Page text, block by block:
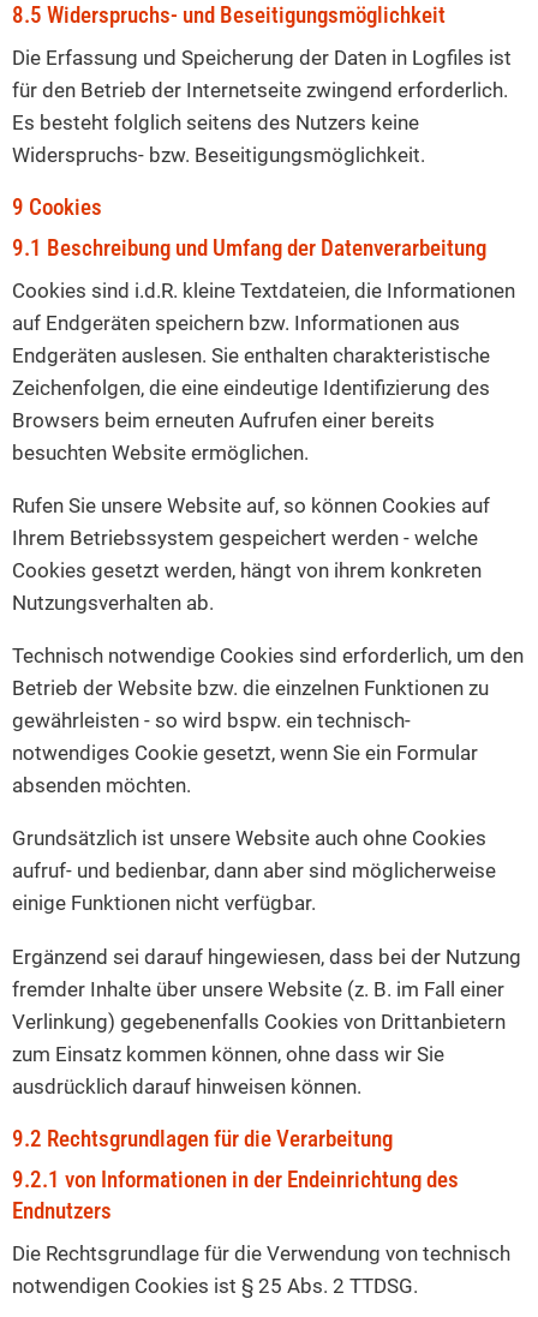
8.5 Widerspruchs- und Beseitigungsmöglichkeit
Die Erfassung und Speicherung der Daten in Logfiles ist
für den Betrieb der Internetseite zwingend erforderlich.
Es besteht folglich seitens des Nutzers keine
Widerspruchs- bzw. Beseitigungsmöglichkeit.
9 Cookies
9.1 Beschreibung und Umfang der Datenverarbeitung
Cookies sind i.d.R. kleine Textdateien, die Informationen
auf Endgeräten speichern bzw. Informationen aus
Endgeräten auslesen. Sie enthalten charakteristische
Zeichenfolgen, die eine eindeutige Identifizierung des
Browsers beim erneuten Aufrufen einer bereits
besuchten Website ermöglichen.
Rufen Sie unsere Website auf, so können Cookies auf
Ihrem Betriebssystem gespeichert werden - welche
Cookies gesetzt werden, hängt von ihrem konkreten
Nutzungsverhalten ab.
Technisch notwendige Cookies sind erforderlich, um den
Betrieb der Website bzw. die einzelnen Funktionen zu
gewährleisten - so wird bspw. ein technisch-
notwendiges Cookie gesetzt, wenn Sie ein Formular
absenden möchten.
Grundsätzlich ist unsere Website auch ohne Cookies
aufruf- und bedienbar, dann aber sind möglicherweise
einige Funktionen nicht verfügbar.
Ergänzend sei darauf hingewiesen, dass bei der Nutzung
fremder Inhalte über unsere Website (z. B. im Fall einer
Verlinkung) gegebenenfalls Cookies von Drittanbietern
zum Einsatz kommen können, ohne dass wir Sie
ausdrücklich darauf hinweisen können.
9.2 Rechtsgrundlagen für die Verarbeitung
9.2.1 von Informationen in der Endeinrichtung des
Endnutzers
Die Rechtsgrundlage für die Verwendung von technisch
notwendigen Cookies ist § 25 Abs. 2 TTDSG.